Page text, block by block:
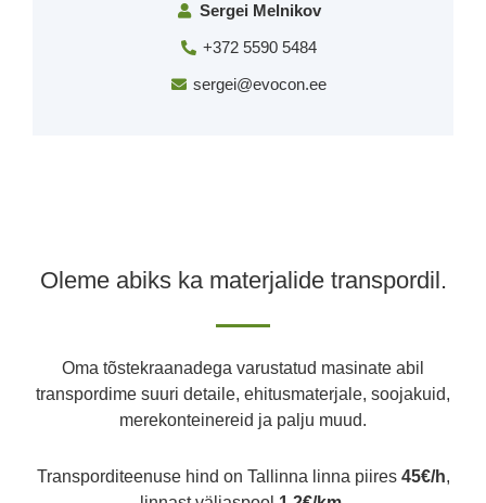
Sergei Melnikov
+372 5590 5484
sergei@evocon.ee
Oleme abiks ka materjalide transpordil.
Oma tõstekraanadega varustatud masinate abil
transpordime suuri detaile, ehitusmaterjale, soojakuid,
merekonteinereid ja palju muud.
Transporditeenuse hind on Tallinna linna piires 45€/h,